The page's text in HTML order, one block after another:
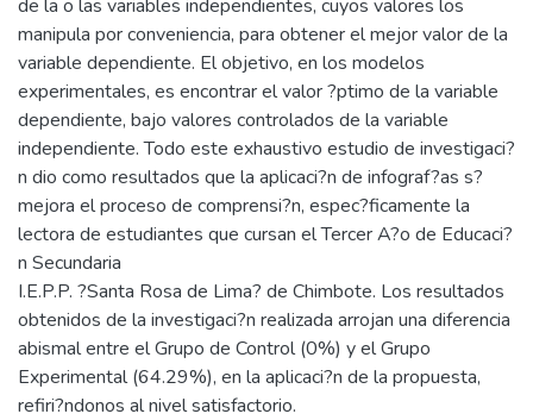
de la o las variables independientes, cuyos valores los
manipula por conveniencia, para obtener el mejor valor de la
variable dependiente. El objetivo, en los modelos
experimentales, es encontrar el valor ?ptimo de la variable
dependiente, bajo valores controlados de la variable
independiente. Todo este exhaustivo estudio de investigaci?
n dio como resultados que la aplicaci?n de infograf?as s?
mejora el proceso de comprensi?n, espec?ficamente la
lectora de estudiantes que cursan el Tercer A?o de Educaci?
n Secundaria
I.E.P.P. ?Santa Rosa de Lima? de Chimbote. Los resultados
obtenidos de la investigaci?n realizada arrojan una diferencia
abismal entre el Grupo de Control (0%) y el Grupo
Experimental (64.29%), en la aplicaci?n de la propuesta,
refiri?ndonos al nivel satisfactorio.